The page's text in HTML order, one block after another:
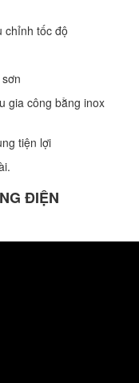
chỉnh tốc độ
gia công bằng inox
tiện lợi
ĐIỆN